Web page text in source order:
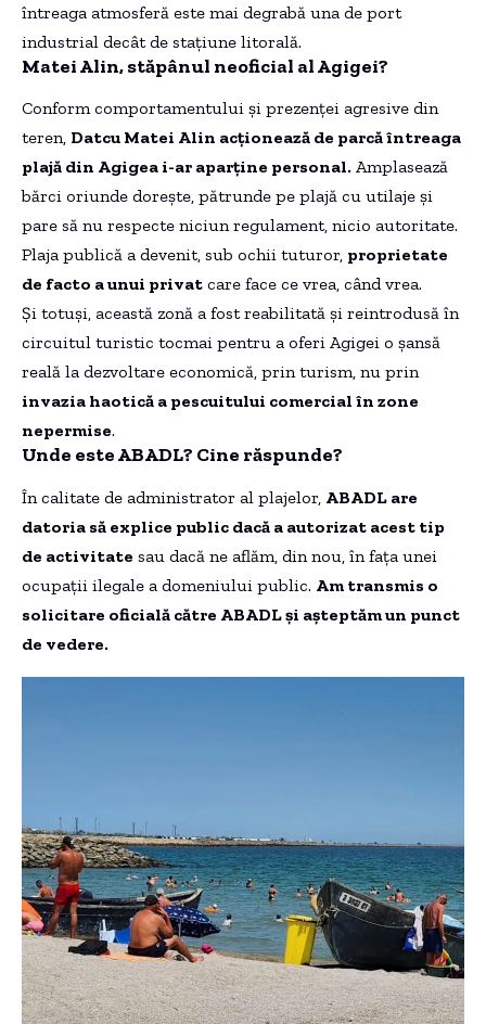
întreaga atmosferă este mai degrabă una de port
industrial decât de stațiune litorală.
Matei Alin, stăpânul neoficial al Agigei?
Conform comportamentului și prezenței agresive din
teren, Datcu Matei Alin acționează de parcă întreaga
plajă din Agigea i-ar aparține personal. Amplasează
bărci oriunde dorește, pătrunde pe plajă cu utilaje și
pare să nu respecte niciun regulament, nicio autoritate.
Plaja publică a devenit, sub ochii tuturor, proprietate
de facto a unui privat care face ce vrea, când vrea.
Și totuși, această zonă a fost reabilitată și reintrodusă în
circuitul turistic tocmai pentru a oferi Agigei o șansă
reală la dezvoltare economică, prin turism, nu prin
invazia haotică a pescuitului comercial în zone
nepermise.
Unde este ABADL? Cine răspunde?
În calitate de administrator al plajelor, ABADL are
datoria să explice public dacă a autorizat acest tip
de activitate sau dacă ne aflăm, din nou, în fața unei
ocupații ilegale a domeniului public. Am transmis o
solicitare oficială către ABADL și așteptăm un punct
de vedere.